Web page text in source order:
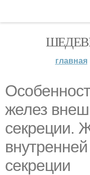
главная
желез
секреции.
секреции